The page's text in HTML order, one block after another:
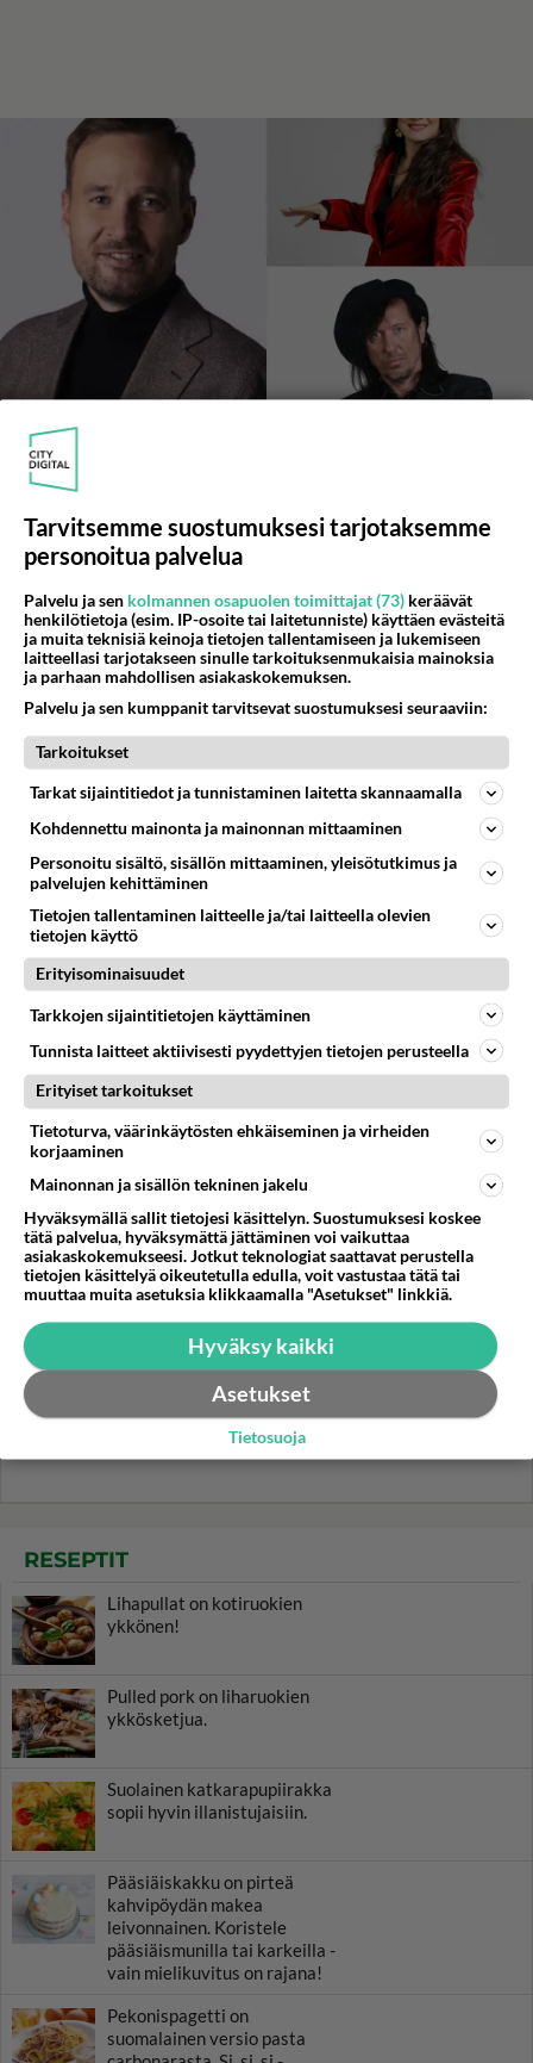
Juuso Mäkilähde OUT Tähdet, tähdet -
tuomaristosta! Varsin erikoinen ratkaisu
tilalle...
Tähdet, tähdet starttaa televisiossa uusin kuvioin keväällä.
LUETUIMMAT
Muistatko? Kädestä suuhun
elävä Satu sai jättimäisen
rahasalkun Henry-
Luetuimmat: Aarne Pelkonen
ja Noora Louhimo vihdoinkin
Tiesitkö? Martina Aitolehden
isäpuoli on tämä suosittu
laulaja
Danny, 83, teki yllättävän
teon - Missä on 25-vuotias
Kun yksi kauhallinen ei riitä...
Tämä helppo arkiruoka ei jää
syömättä!
RESEPTIT
Lihapullat on kotiruokien
ykkönen!
Pulled pork on liharuokien
ykkösketjua.
Suolainen katkarapupiirakka
sopii hyvin illanistujaisiin.
Pääsiäiskakku on pirteä
kahvipöydän makea
leivonnainen. Koristele
pääsiäismunilla tai karkeilla -
vain mielikuvitus on rajana!
Pekonispagetti on
suomalainen versio pasta
Tarvitsemme suostumuksesi tarjotaksemme
personoitua palvelua
Palvelu ja sen kolmannen osapuolen toimittajat (73) keräävät
henkilötietoja (esim. IP-osoite tai laitetunniste) käyttäen evästeitä
ja muita teknisiä keinoja tietojen tallentamiseen ja lukemiseen
laitteellasi tarjotakseen sinulle tarkoituksenmukaisia mainoksia
ja parhaan mahdollisen asiakaskokemuksen.
Palvelu ja sen kumppanit tarvitsevat suostumuksesi seuraaviin:
Tarkoitukset
Tarkat sijaintitiedot ja tunnistaminen laitetta skannaamalla
Kohdennettu mainonta ja mainonnan mittaaminen
Personoitu sisältö, sisällön mittaaminen, yleisötutkimus ja
palvelujen kehittäminen
Tietojen tallentaminen laitteelle ja/tai laitteella olevien
tietojen käyttö
Erityisominaisuudet
Tarkkojen sijaintitietojen käyttäminen
Tunnista laitteet aktiivisesti pyydettyjen tietojen perusteella
Erityiset tarkoitukset
Tietoturva, väärinkäytösten ehkäiseminen ja virheiden
korjaaminen
Mainonnan ja sisällön tekninen jakelu
Hyväksymällä sallit tietojesi käsittelyn. Suostumuksesi koskee
tätä palvelua, hyväksymättä jättäminen voi vaikuttaa
asiakaskokemukseesi. Jotkut teknologiat saattavat perustella
tietojen käsittelyä oikeutetulla edulla, voit vastustaa tätä tai
muuttaa muita asetuksia klikkaamalla "Asetukset" linkkiä.
Hyväksy kaikki
Asetukset
Tietosuoja